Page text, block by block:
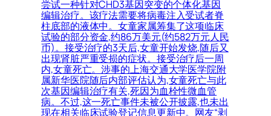
尝试一种针对CHD3基因突变的个体化基因
编辑治疗。该疗法需要将病毒注入受试者脊
柱底部的液体中。女童家属筹集了这项临床
试验的部分资金,约86万美元(约582万元人民
币)。接受治疗的3天后,女童开始发烧,随后又
出现肾脏严重受损的症状。接受治疗后一周
内,女童死亡。涉事的上海交通大学医学院附
属新华医院随后内部评估认为,女童死亡与此
次基因编辑治疗有关,死因为血栓性微血管
病。不过,这一死亡事件未被公开披露,也未出
现在相关临床试验登记信息更新中。网友“剥